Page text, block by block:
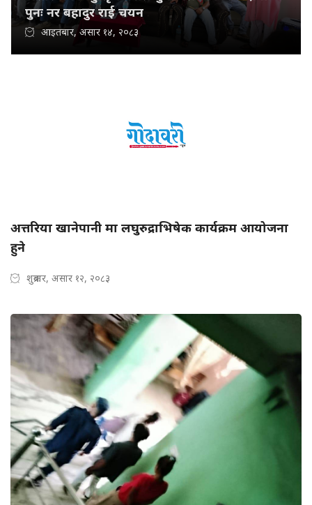
पुनः नर बहादुर राई चयन
आइतबार, असार १४, २०८३
अत्तरिया खानेपानी मा लघुरुद्राभिषेक कार्यक्रम आयोजना
हुने
शुक्रबार, असार १२, २०८३